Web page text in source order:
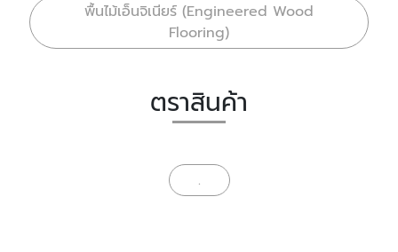
พื้นไม้เอ็นจิเนียร์ (Engineered Wood
Flooring)
ตราสินค้า
.